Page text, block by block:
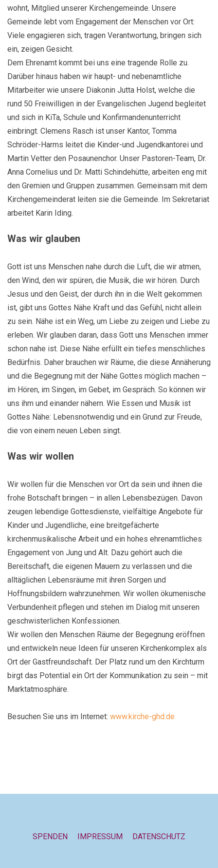
wohnt, Mitglied unserer Kirchengemeinde. Unsere
Gemeinde lebt vom Engagement der Menschen vor Ort:
Viele engagieren sich, tragen Verantwortung, bringen sich
ein, zeigen Gesicht.
Dem Ehrenamt kommt bei uns eine tragende Rolle zu.
Darüber hinaus haben wir haupt- und nebenamtliche
Mitarbeiter wie unsere Diakonin Jutta Holst, welche die
rund 50 Freiwilligen in der Evangelischen Jugend begleitet
und sich in KiTa, Schule und Konfirmandenunterricht
einbringt. Clemens Rasch ist unser Kantor, Tomma
Schröder-Harms leitet die Kinder-und Jugendkantorei und
Martin Vetter den Posaunenchor. Unser Pastoren-Team, Dr.
Anna Cornelius und Dr. Matti Schindehütte, arbeiten eng mit
den Gremien und Gruppen zusammen. Gemeinsam mit dem
Kirchengemeinderat leiten sie die Gemeinde. Im Sekretariat
arbeitet Karin Iding.
Was wir glauben
Gott ist uns Menschen nahe durch die Luft, die wir atmen,
den Wind, den wir spüren, die Musik, die wir hören. Durch
Jesus und den Geist, der durch ihn in die Welt gekommen
ist, gibt uns Gottes Nähe Kraft und das Gefühl, nicht allein
zu sein. Nähe ist ein Weg, um Liebe zu zeigen und Liebe zu
erleben. Wir glauben daran, dass Gott uns Menschen immer
schon nahe ist. Diese Nähe erfüllt ein tiefes menschliches
Bedürfnis. Daher brauchen wir Räume, die diese Annäherung
und die Begegnung mit der Nähe Gottes möglich machen –
im Hören, im Singen, im Gebet, im Gespräch. So können wir
uns ihm und einander nähern. Wie Essen und Musik ist
Gottes Nähe: Lebensnotwendig und ein Grund zur Freude,
die von einem neuen Leben singt.
Was wir wollen
Wir wollen für die Menschen vor Ort da sein und ihnen die
frohe Botschaft bringen – in allen Lebensbezügen. Davon
zeugen lebendige Gottesdienste, vielfältige Angebote für
Kinder und Jugendliche, eine breitgefächerte
kirchenmusikalische Arbeit und ein hohes ehrenamtliches
Engagement von Jung und Alt. Dazu gehört auch die
Bereitschaft, die eigenen Mauern zu verlassen und die
alltäglichen Lebensräume mit ihren Sorgen und
Hoffnungsbildern wahrzunehmen. Wir wollen ökumenische
Verbundenheit pflegen und stehen im Dialog mit unseren
geschwisterlichen Konfessionen.
Wir wollen den Menschen Räume der Begegnung eröffnen
und entwickeln neue Ideen für unseren Kirchenkomplex als
Ort der Gastfreundschaft. Der Platz rund um den Kirchturm
birgt das Potential ein Ort der Kommunikation zu sein – mit
Marktatmosphäre.
Besuchen Sie uns im Internet: www.kirche-ghd.de
SPENDEN IMPRESSUM DATENSCHUTZ